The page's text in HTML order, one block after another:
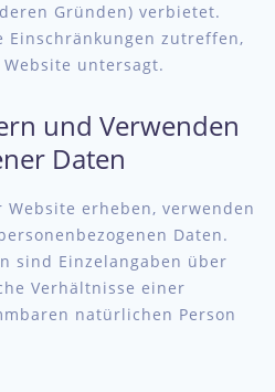
Gründen) verbietet.
Einschränkungen zutreffen,
untersagt.
und Verwenden
Daten
Website erheben, verwenden
Daten.
sind Einzelangaben über
Verhältnisse einer
natürlichen Person